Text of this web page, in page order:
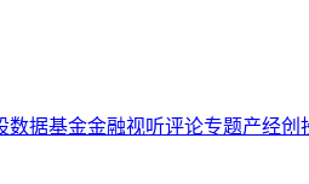
数据基金金融视听评论专题产经创